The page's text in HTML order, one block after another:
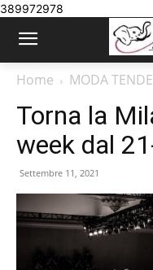
389972978
Home MODA
Torna la
week dal
Settembre 11, 2021